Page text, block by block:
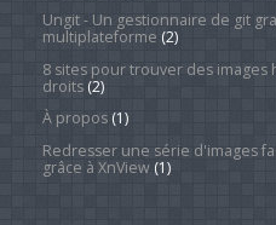
Ungit - Un gestionnaire de git
multiplateforme (2)
8 sites pour trouver des
droits(2)
À propos(1)
Redresser une série d'images
grâce à XnView(1)